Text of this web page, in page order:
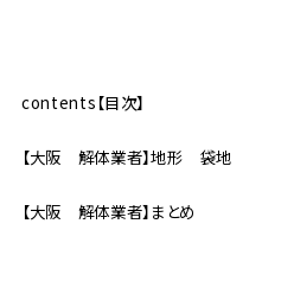
contents【目次】
【大阪 解体業者】地形 袋地
【大阪 解体業者】まとめ